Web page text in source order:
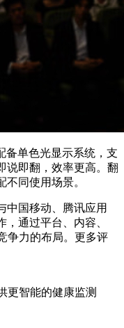
备单色光显示系统，支
说即翻，效率更高。翻
同使用场景。
中国移动、腾讯应用
通过平台、内容、
争力的布局。更多评
更智能的健康监测